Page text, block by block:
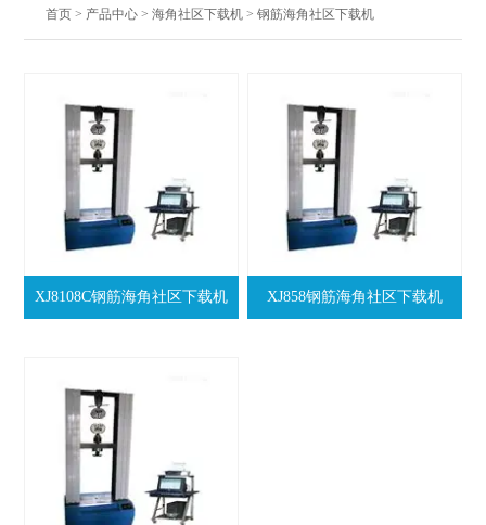
首页 > 产品中心 >海角社区下载机 >钢筋海角社区下载机
XJ8108C钢筋海角社区下载机 XJ858钢筋海角社区下载机